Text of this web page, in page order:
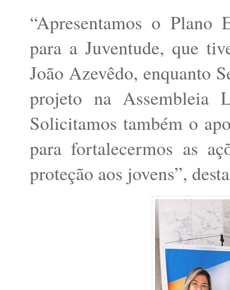
“Apresentamos o Plano
para a Juventude, que
João Azevêdo, enquanto
projeto na Assembleia
Solicitamos também o
para fortalecermos as
proteção aos jovens”,